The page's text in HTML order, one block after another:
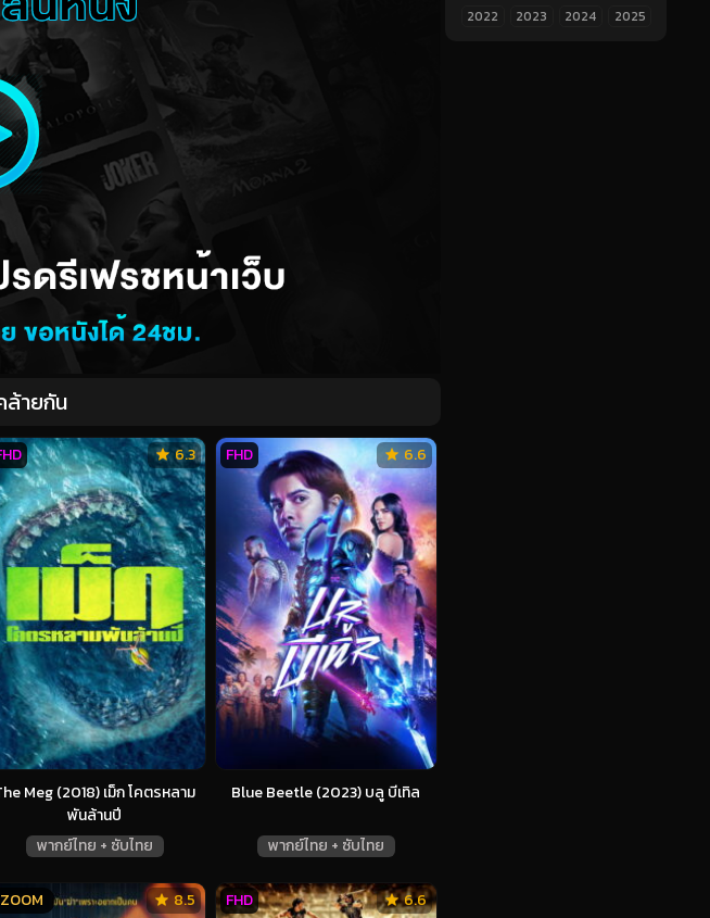
ายกัน
Meg (2018) เม็ก โคตรหลาม
พันล้านปี
พากย์ไทย + ซับไทย
6.3
Blue Beetle (2023) บลู บีเทิล
พากย์ไทย + ซับไทย
6.6
FHD
8.5
ZOOM 6.6
FHD
2022
2023 2024 2025